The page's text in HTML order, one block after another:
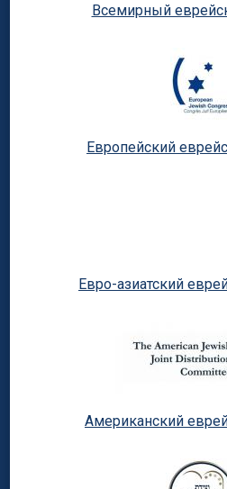
Всемирный
Европейский
Евро-азиатский
Американский